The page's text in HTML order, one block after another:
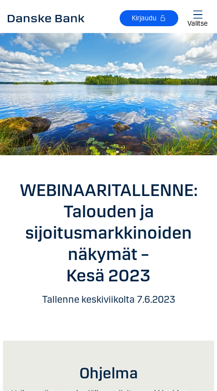
Kirjaudu
Valitse
WEBINAARITALLENNE:
Talouden ja
sijoitusmarkkinoiden
näkymät –
Kesä 2023
Tallenne keskiviikolta 7.6.2023
Ohjelma